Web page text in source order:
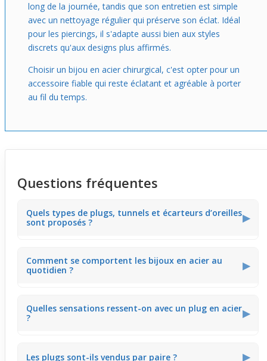
long de la journée, tandis que son entretien est simple
avec un nettoyage régulier qui préserve son éclat. Idéal
pour les piercings, il s'adapte aussi bien aux styles
discrets qu'aux designs plus affirmés.
Choisir un bijou en acier chirurgical, c'est opter pour un
accessoire fiable qui reste éclatant et agréable à porter
au fil du temps.
Questions fréquentes
Quels types de plugs, tunnels et écarteurs d’oreilles
sont proposés ?
▶
écarteurs adaptés aux clients expérimentés, avec des
designs et formes qui facilitent la mise en place selon
Comment se comportent les bijoux en acier au
quotidien ?
▶
résistance, une sensation fraîche et solide une fois
portés, tout en conservant leur aspect métallique sur la
Quelles sensations ressent-on avec un plug en acier
?
▶
avec une texture lisse qui glisse facilement lors du
Les plugs sont-ils vendus par paire ? ▶